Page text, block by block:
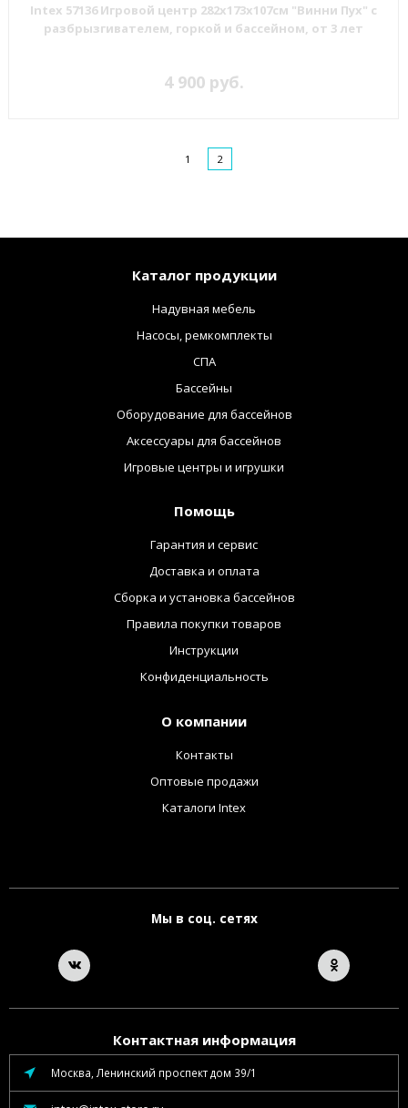
Intex 57136 Игровой центр 282х173х107см "Винни Пух" с
разбрызгивателем, горкой и бассейном, от 3 лет
4 900 руб.
1 2
Каталог продукции
Надувная мебель
Насосы, ремкомплекты
СПА
Бассейны
Оборудование для бассейнов
Аксессуары для бассейнов
Игровые центры и игрушки
Помощь
Гарантия и сервис
Доставка и оплата
Сборка и установка бассейнов
Правила покупки товаров
Инструкции
Конфиденциальность
О компании
Контакты
Оптовые продажи
Каталоги Intex
Мы в соц. сетях
Контактная информация
Москва, Ленинский проспект дом 39/1